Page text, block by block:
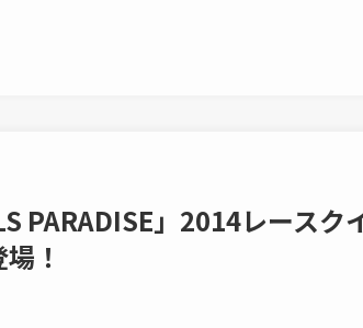
PARADISE」2014レース
！